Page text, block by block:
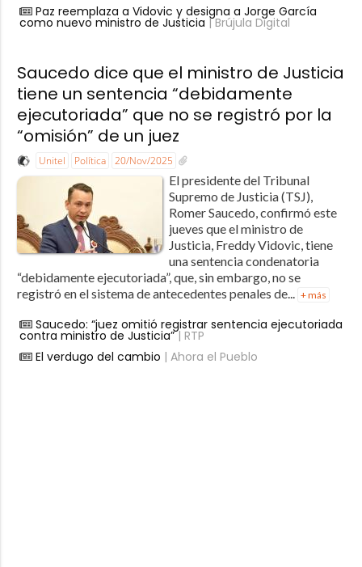
Paz reemplaza a Vidovic y designa a Jorge García
como nuevo ministro de Justicia | Brújula Digital
Saucedo dice que el ministro de Justicia
tiene un sentencia “debidamente
ejecutoriada” que no se registró por la
“omisión” de un juez
Unitel Política 20/Nov/2025
El presidente del Tribunal
Supremo de Justicia (TSJ),
Romer Saucedo, confirmó este
jueves que el ministro de
Justicia, Freddy Vidovic, tiene
una sentencia condenatoria
“debidamente ejecutoriada”, que, sin embargo, no se
registró en el sistema de antecedentes penales de... + más
Saucedo: “juez omitió registrar sentencia ejecutoriada
contra ministro de Justicia”| RTP
El verdugo del cambio | Ahora el Pueblo